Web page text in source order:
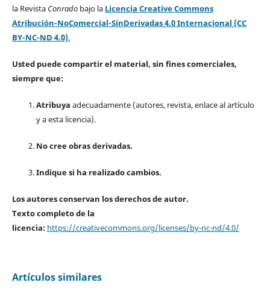
la Revista Conradobajo la Licencia Creative Commons
Atribución-NoComercial-SinDerivadas 4.0 Internacional (CC
BY-NC-ND 4.0).
Usted puede compartir el material, sin fines comerciales,
siempre que:
Atribuya adecuadamente (autores, revista, enlace al artículo
y a esta licencia).
No cree obras derivadas.
Indique si ha realizado cambios.
Los autores conservan los derechos de autor.
Texto completo de la
licencia: https://creativecommons.org/licenses/by-nc-nd/4.0/
Artículos similares